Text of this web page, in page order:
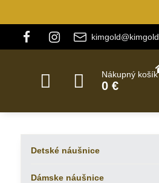
Nákupný košík
0 €
Detské náušnice
Dámske náušnice